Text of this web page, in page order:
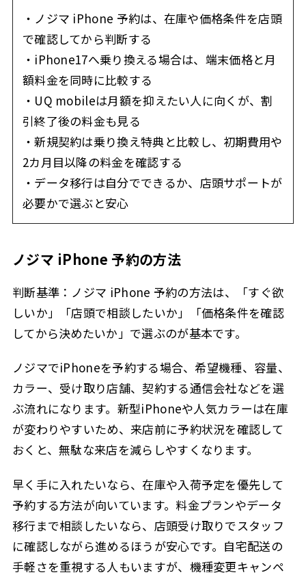
・ノジマ iPhone 予約は、在庫や価格条件を店頭
で確認してから判断する
・iPhone17へ乗り換える場合は、端末価格と月
額料金を同時に比較する
・UQ mobileは月額を抑えたい人に向くが、割
引終了後の料金も見る
・新規契約は乗り換え特典と比較し、初期費用や
2カ月目以降の料金を確認する
・データ移行は自分でできるか、店頭サポートが
必要かで選ぶと安心
ノジマ iPhone 予約の方法
判断基準：ノジマ iPhone 予約の方法は、「すぐ欲
しいか」「店頭で相談したいか」「価格条件を確認
してから決めたいか」で選ぶのが基本です。
ノジマでiPhoneを予約する場合、希望機種、容量、
カラー、受け取り店舗、契約する通信会社などを選
ぶ流れになります。新型iPhoneや人気カラーは在庫
が変わりやすいため、来店前に予約状況を確認して
おくと、無駄な来店を減らしやすくなります。
早く手に入れたいなら、在庫や入荷予定を優先して
予約する方法が向いています。料金プランやデータ
移行まで相談したいなら、店頭受け取りでスタッフ
に確認しながら進めるほうが安心です。自宅配送の
手軽さを重視する人もいますが、機種変更キャンペ